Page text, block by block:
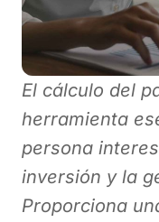
El cálculo del
herramienta
persona
inversión y la
Proporciona